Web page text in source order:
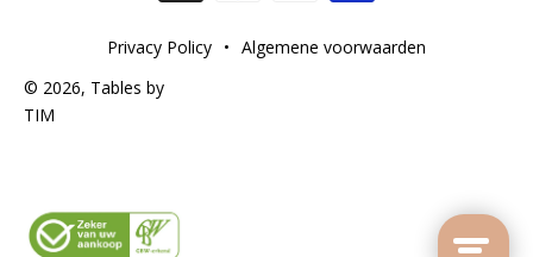
© 2026, Tables by
TIM
Privacy Policy • Algemene voorwaarden